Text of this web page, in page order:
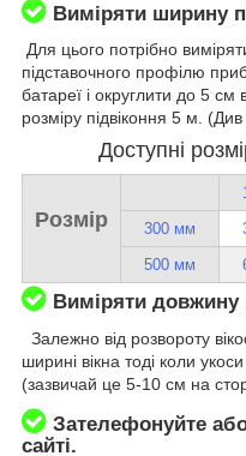
Виміряти ширину
Для цього потрібно
підставочного профілю
батареї і округлити до 5 см
розміру підвіконня 5 м.
Доступні
Розмір
300 мм
500 мм
Виміряти довжину
Залежно від розвороту
ширині вікна тоді коли
(зазвичай це 5-10 см на
Зателефонуйте
сайті.